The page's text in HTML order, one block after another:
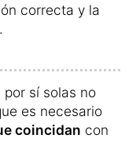
correcta y la
sí solas no
es necesario
coincidan con